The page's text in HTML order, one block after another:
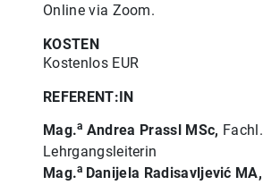
Online via Zoom.
KOSTEN
Kostenlos EUR
REFERENT:IN
Mag.a Andrea Prassl MSc, Fachl.
Lehrgangsleiterin
Mag.a Danijela Radisavljević MA,